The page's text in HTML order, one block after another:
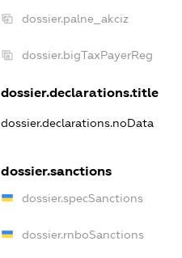
dossier.palne_akciz
dossier.bigTaxPayerReg
dossier.declarations.title
dossier.declarations.noData
dossier.sanctions
dossier.specSanctions
dossier.rnboSanctions